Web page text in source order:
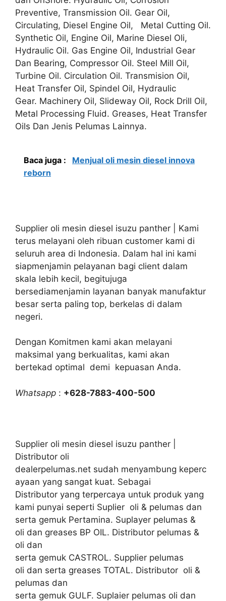
Preventive, Transmission Oil. Gear Oil,
Circulating, Diesel Engine Oil, Metal Cutting Oil.
Synthetic Oil, Engine Oil, Marine Diesel Oli,
Hydraulic Oil. Gas Engine Oil, Industrial Gear
Dan Bearing, Compressor Oil. Steel Mill Oil,
Turbine Oil. Circulation Oil. Transmision Oil,
Heat Transfer Oil, Spindel Oil, Hydraulic
Gear. Machinery Oil, Slideway Oil, Rock Drill Oil,
Metal Processing Fluid. Greases, Heat Transfer
Oils Dan Jenis Pelumas Lainnya.
Baca juga :
Menjual oli mesin diesel innova
reborn
Supplier oli mesin diesel isuzu panther | Kami
terus melayani oleh ribuan customer kami di
seluruh area di Indonesia. Dalam hal ini kami
siapmenjamin pelayanan bagi client dalam
skala lebih kecil, begitujuga
bersediamenjamin layanan banyak manufaktur
besar serta paling top, berkelas di dalam
negeri.
Dengan Komitmen kami akan melayani
maksimal yang berkualitas, kami akan
bertekad optimal demi kepuasan Anda.
Whatsapp : +628-7883-400-500
Supplier oli mesin diesel isuzu panther |
Distributor oli
dealerpelumas.net sudah menyambung keperc
ayaan yang sangat kuat. Sebagai
Distributor yang terpercaya untuk produk yang
kami punyai seperti Suplier oli & pelumas dan
serta gemuk Pertamina. Suplayer pelumas &
oli dan greases BP OIL. Distributor pelumas &
oli dan
serta gemuk CASTROL. Supplier pelumas
oli dan serta greases TOTAL. Distributor oli &
pelumas dan
serta gemuk GULF. Suplaier pelumas oli dan